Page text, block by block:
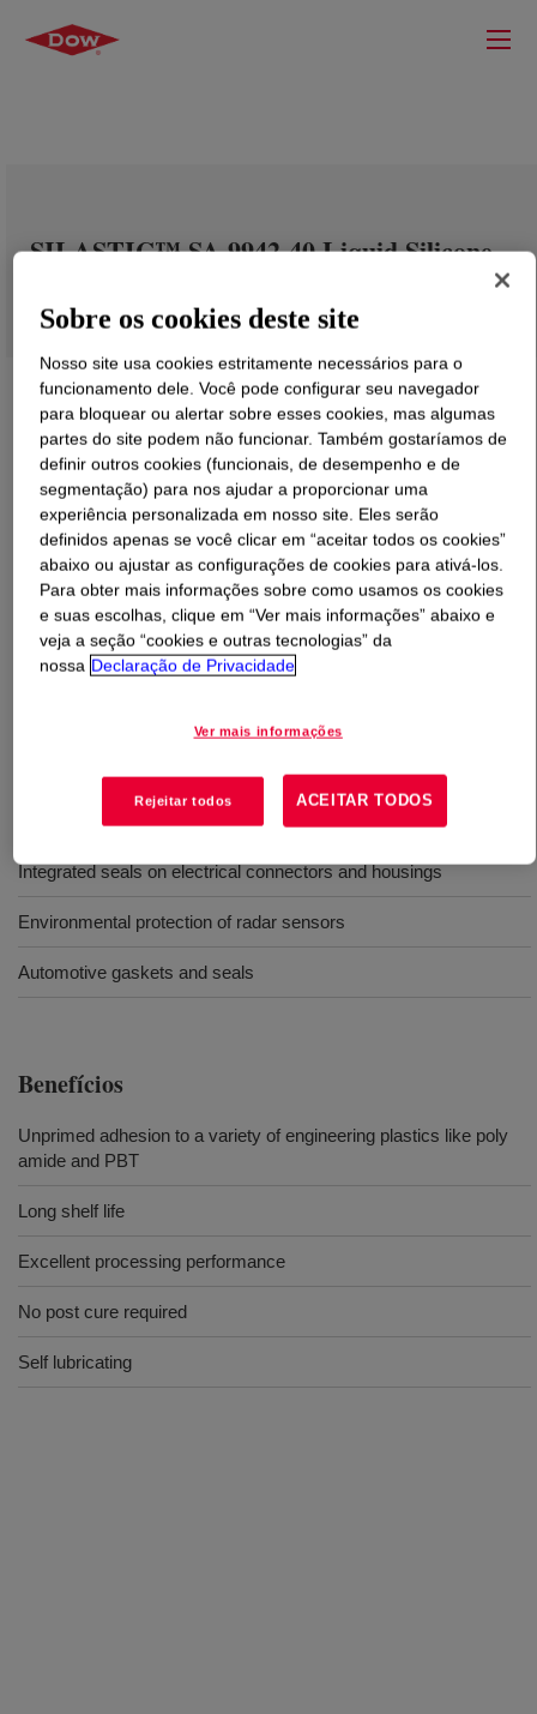
SILASTIC™ SA 9942-40 Liquid Silicone
O que éSILASTIC™ SA 9942-40 Liquid Silicone
Rubber A&B KIT?
40 Shore A, two-part, 1:1 mix ratio, self‑lubricating, 2%
for overmolding applications.
Integrated seals on electrical connectors and housings
Environmental protection of radar sensors
Automotive gaskets and seals
Benefícios
Unprimed adhesion to a variety of engineering plastics like poly
amide and PBT
Long shelf life
Excellent processing performance
No post cure required
Self lubricating
Sobre os cookies deste site
Nosso site usa cookies estritamente necessários para o
funcionamento dele. Você pode configurar seu navegador
para bloquear ou alertar sobre esses cookies, mas algumas
partes do site podem não funcionar. Também gostaríamos de
definir outros cookies (funcionais, de desempenho e de
segmentação) para nos ajudar a proporcionar uma
experiência personalizada em nosso site. Eles serão
definidos apenas se você clicar em “aceitar todos os cookies”
abaixo ou ajustar as configurações de cookies para ativá-los.
Para obter mais informações sobre como usamos os cookies
e suas escolhas, clique em “Ver mais informações” abaixo e
veja a seção “cookies e outras tecnologias” da
nossa Declaração de Privacidade
Ver mais informações
Rejeitar todos ACEITAR TODOS